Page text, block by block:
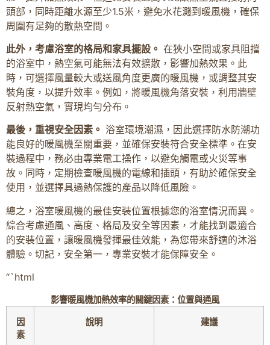
頭部，同時距離水源至少1.5米，避免水花濺到暖風機，確保
周圍有足夠的散熱空間。
此外，考慮浴室的格局和家具擺設。 在狹小空間或家具阻擋
的浴室中，熱空氣可能無法有效擴散，影響加熱效果。此
時，可選擇風量較大或送風角度更廣的暖風機，或調整其安
裝角度，以提升效率。例如，將暖風機角落安裝，利用牆壁
反射熱空氣，實現均勻分布。
最後，重視安全因素。 浴室環境潮濕，因此選擇防水防潮功
能良好的暖風機至關重要，並確保安裝符合安全標準。在安
裝過程中，務必由專業電工操作，以避免觸電或火災等事
故。同時，定期檢查暖風機的電線和插頭，有助於確保安全
使用，並選擇具過熱保護的產品以降低風險。
總之，浴室暖風機的最佳安裝位置根據您的浴室情況而異。
綜合考慮通風、高度、格局及安全等因素，才能找到最適合
的安裝位置，讓暖風機發揮最佳效能，為您帶來舒適的沐浴
體驗。切記，安全第一，專業安裝才能保障安全。
“`html
影響暖風機加熱效率的關鍵因素：位置與通風
因
素
說明 建議